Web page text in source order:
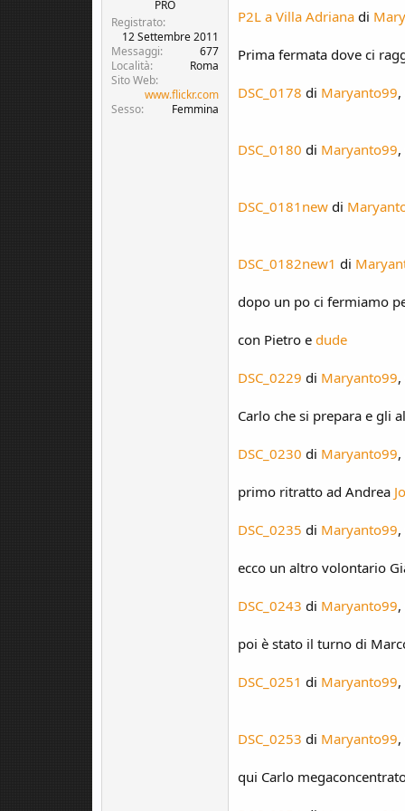
u
s
i
o
n
e
PRO
Registrato
12 Settembre 2011
Messaggi
677
Località
Roma
Sito Web
www.flickr.com
Sesso
Femmina
P2L a Villa Adriana di
Prima fermata dove ci
DSC_0178 di Maryanto99
DSC_0180 di Maryanto99
DSC_0181new di
DSC_0182new1 di
dopo un po ci fermiamo
con Pietro e dude
DSC_0229 di Maryanto99
Carlo che si prepara e gli
DSC_0230 di Maryanto99
primo ritratto ad Andrea
DSC_0235 di Maryanto99
ecco un altro volontario
DSC_0243 di Maryanto99
poi è stato il turno di
DSC_0251 di Maryanto99
DSC_0253 di Maryanto99
qui Carlo